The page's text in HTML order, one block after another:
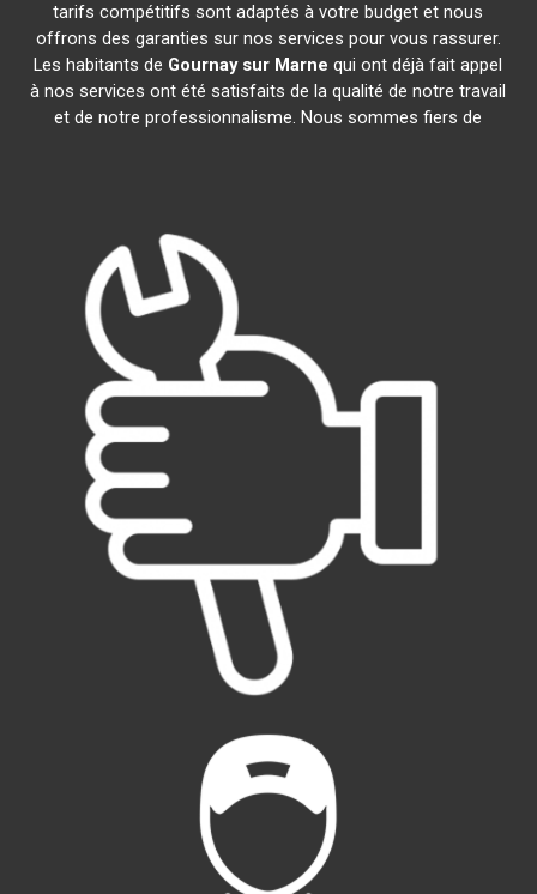
tarifs compétitifs sont adaptés à votre budget et nous
offrons des garanties sur nos services pour vous rassurer.
Les habitants de Gournay sur Marne qui ont déjà fait appel
à nos services ont été satisfaits de la qualité de notre travail
et de notre professionnalisme. Nous sommes fiers de